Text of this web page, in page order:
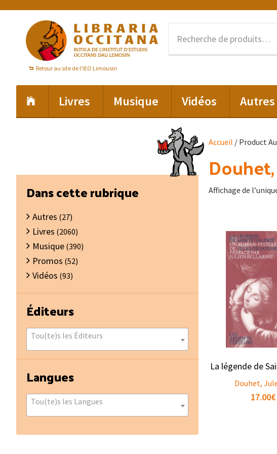
navigation
principale
contenu
principal
Retour au site de l'IEO Limousin
Livres Musique Vidéos Autres
Accueil / Product
Affichage de
La légende de
Douhet,
17.00€
Barre
latérale
principale
Dans cette rubrique
Autres (27)
Livres (2060)
Musique (390)
Promos (52)
Vidéos (93)
Éditeurs
Tou(te)s les Éditeurs
Langues
Tou(te)s les Langues